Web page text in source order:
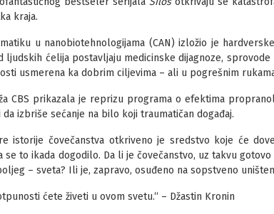
kraja.
u nanobiotehnologijama (CAN) izložio je
ćelija postavljaju medicinske dijagnoze, sprovode
usmerena ka dobrim ciljevima – ali u pogrešnim
CBS prikazala je reprizu programa o efektima
izbriše sećanje na bilo koji traumatičan događaj.
istorije čovečanstva otkriveno je sredstvo koje će
se to ikada dogodilo. Da li je čovečanstvo, uz takvu
– sveta? Ili je, zapravo, osuđeno na sopstveno
ćete živeti u ovom svetu.“ – Džastin Kronin